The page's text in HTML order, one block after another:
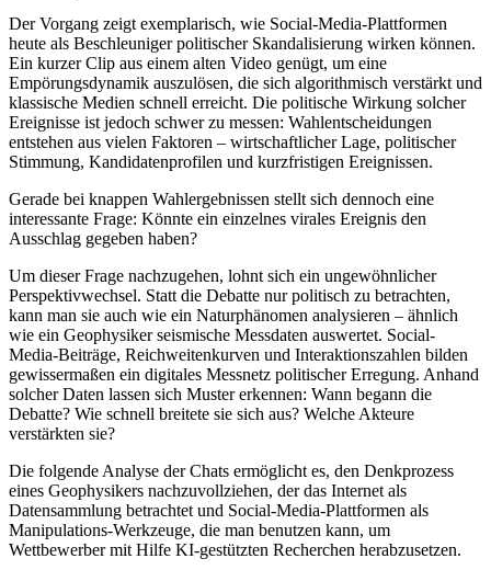
Der Vorgang zeigt exemplarisch, wie Social-Media-Plattformen
heute als Beschleuniger politischer Skandalisierung wirken können.
Ein kurzer Clip aus einem alten Video genügt, um eine
Empörungsdynamik auszulösen, die sich algorithmisch verstärkt und
klassische Medien schnell erreicht. Die politische Wirkung solcher
Ereignisse ist jedoch schwer zu messen: Wahlentscheidungen
entstehen aus vielen Faktoren – wirtschaftlicher Lage, politischer
Stimmung, Kandidatenprofilen und kurzfristigen Ereignissen.
Gerade bei knappen Wahlergebnissen stellt sich dennoch eine
interessante Frage: Könnte ein einzelnes virales Ereignis den
Ausschlag gegeben haben?
Um dieser Frage nachzugehen, lohnt sich ein ungewöhnlicher
Perspektivwechsel. Statt die Debatte nur politisch zu betrachten,
kann man sie auch wie ein Naturphänomen analysieren – ähnlich
wie ein Geophysiker seismische Messdaten auswertet. Social-
Media-Beiträge, Reichweitenkurven und Interaktionszahlen bilden
gewissermaßen ein digitales Messnetz politischer Erregung. Anhand
solcher Daten lassen sich Muster erkennen: Wann begann die
Debatte? Wie schnell breitete sie sich aus? Welche Akteure
verstärkten sie?
Die folgende Analyse der Chats ermöglicht es, den Denkprozess
eines Geophysikers nachzuvollziehen, der das Internet als
Datensammlung betrachtet und Social-Media-Plattformen als
Manipulations-Werkzeuge, die man benutzen kann, um
Wettbewerber mit Hilfe KI-gestützten Recherchen herabzusetzen.